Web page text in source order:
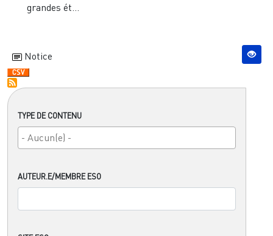
TYPE DE CONTENU
AUTEUR.E/MEMBRE ESO
grandes ét...
Notice